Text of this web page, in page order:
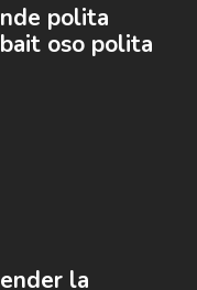
polita
oso polita
la